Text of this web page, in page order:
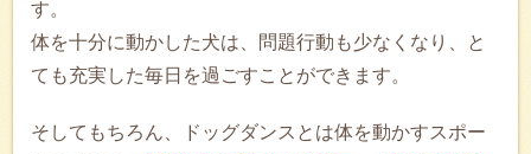
す。
体を十分に動かした犬は、問題行動も少なくなり、と
ても充実した毎日を過ごすことができます。
そしてもちろん、ドッグダンスとは体を動かすスポー